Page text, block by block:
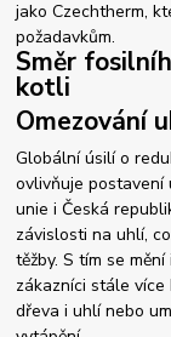
jako Czechtherm,
požadavkům.
Směr
kotli
Omezování
Globální úsilí o
ovlivňuje postavení
unie i Česká
závislosti na uhlí,
těžby. S tím se
zákazníci stále
dřeva i uhlí nebo